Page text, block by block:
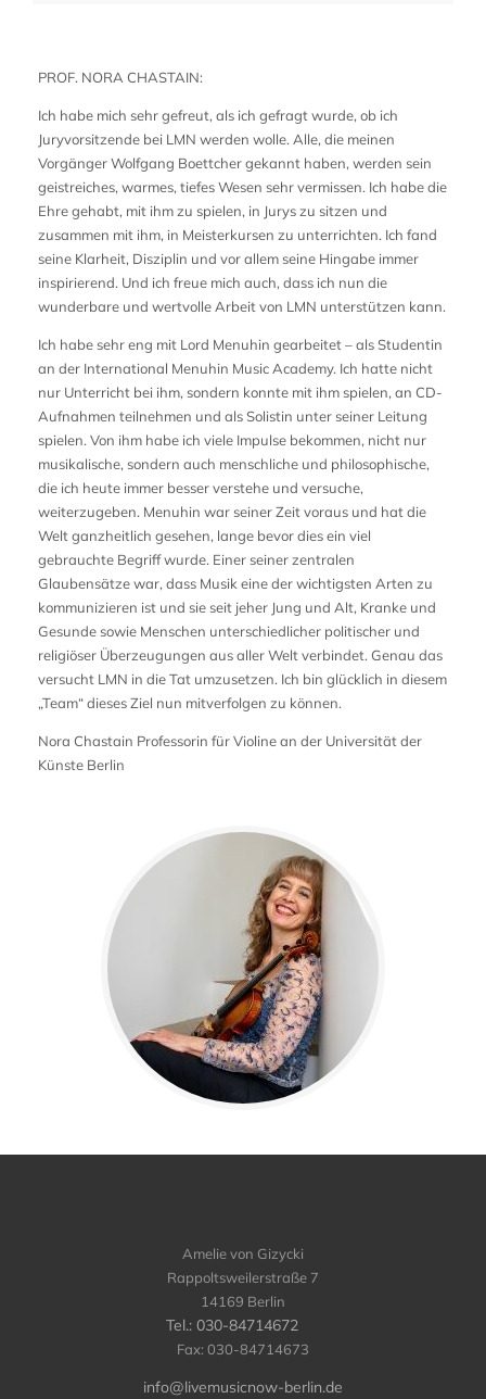
PROF. NORA CHASTAIN:
Ich habe mich sehr gefreut, als ich gefragt wurde, ob ich
Juryvorsitzende bei LMN werden wolle. Alle, die meinen
Vorgänger Wolfgang Boettcher gekannt haben, werden sein
geistreiches, warmes, tiefes Wesen sehr vermissen. Ich habe die
Ehre gehabt, mit ihm zu spielen, in Jurys zu sitzen und
zusammen mit ihm, in Meisterkursen zu unterrichten. Ich fand
seine Klarheit, Disziplin und vor allem seine Hingabe immer
inspirierend. Und ich freue mich auch, dass ich nun die
wunderbare und wertvolle Arbeit von LMN unterstützen kann.
Ich habe sehr eng mit Lord Menuhin gearbeitet – als Studentin
an der International Menuhin Music Academy. Ich hatte nicht
nur Unterricht bei ihm, sondern konnte mit ihm spielen, an CD-
Aufnahmen teilnehmen und als Solistin unter seiner Leitung
spielen. Von ihm habe ich viele Impulse bekommen, nicht nur
musikalische, sondern auch menschliche und philosophische,
die ich heute immer besser verstehe und versuche,
weiterzugeben. Menuhin war seiner Zeit voraus und hat die
Welt ganzheitlich gesehen, lange bevor dies ein viel
gebrauchte Begriff wurde. Einer seiner zentralen
Glaubensätze war, dass Musik eine der wichtigsten Arten zu
kommunizieren ist und sie seit jeher Jung und Alt, Kranke und
Gesunde sowie Menschen unterschiedlicher politischer und
religiöser Überzeugungen aus aller Welt verbindet. Genau das
versucht LMN in die Tat umzusetzen. Ich bin glücklich in diesem
„Team“ dieses Ziel nun mitverfolgen zu können.
Nora Chastain Professorin für Violine an der Universität der
Künste Berlin
Amelie von Gizycki
Rappoltsweilerstraße 7
14169 Berlin
Tel.: 030-84714672
Fax: 030-84714673
info@livemusicnow-berlin.de